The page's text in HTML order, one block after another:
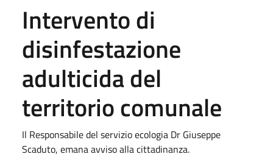
Intervento di
disinfestazione
adulticida del
territorio comunale
Il Responsabile del servizio ecologia Dr Giuseppe
Scaduto, emana avviso alla cittadinanza.